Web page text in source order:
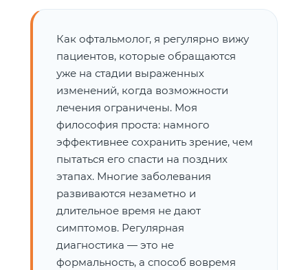
Как офтальмолог, я регулярно вижу
пациентов, которые обращаются
уже на стадии выраженных
изменений, когда возможности
лечения ограничены. Моя
философия проста: намного
эффективнее сохранить зрение, чем
пытаться его спасти на поздних
этапах. Многие заболевания
развиваются незаметно и
длительное время не дают
симптомов. Регулярная
диагностика — это не
формальность, а способ вовремя